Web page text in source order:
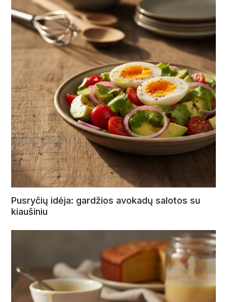
Pusryčių idėja: gardžios avokadų salotos su
kiaušiniu